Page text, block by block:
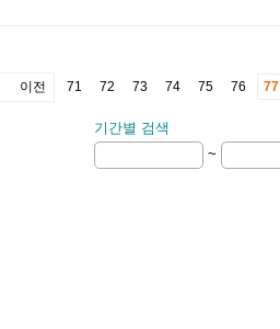
이전 71 72 73 74 75 76 77
기간별 검색
~